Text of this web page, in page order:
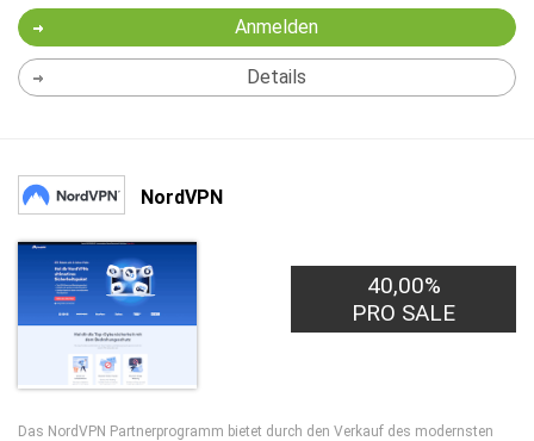
Anmelden
Details
NordVPN
40,00%
PRO SALE
Das NordVPN Partnerprogramm bietet durch den Verkauf des modernsten